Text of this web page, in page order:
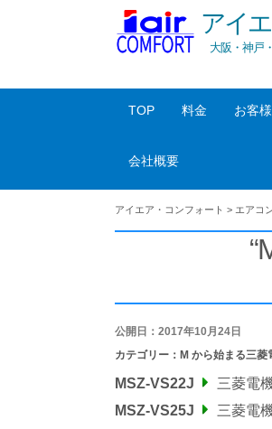
アイ
大阪・神戸
TOP 料金 お客
会社概要
アイエア・コンフォート > エアコ
公開日：2017年10月24日
カテゴリー： M から始まる三
MSZ-VS22J 三菱電
MSZ-VS25J
三菱電